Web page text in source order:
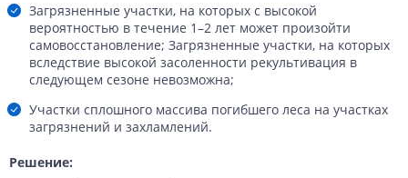
Загрязненные участки, на которых с высокой
вероятностью в течение 1–2 лет может произойти
самовосстановление; Загрязненные участки, на которых
вследствие высокой засоленности рекультивация в
следующем сезоне невозможна;
Участки сплошного массива погибшего леса на участках
загрязнений и захламлений.
Решение: